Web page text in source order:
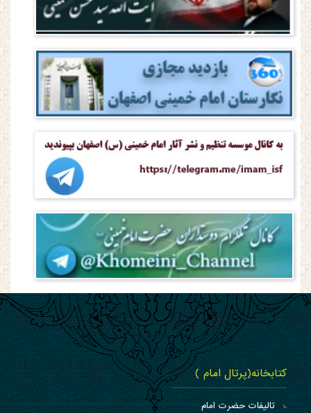
کتابخانه(پرتال امام )
تالیفات حضرت امام